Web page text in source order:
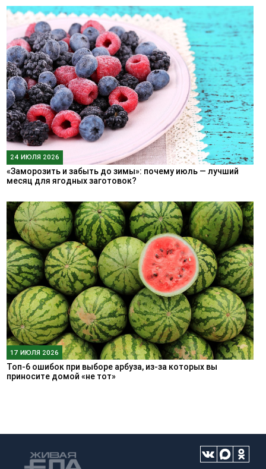
24 ИЮЛЯ 2026
«Заморозить и забыть до зимы»: почему июль — лучший
месяц для ягодных заготовок?
17 ИЮЛЯ 2026
Топ-6 ошибок при выборе арбуза, из-за которых вы
приносите домой «не тот»